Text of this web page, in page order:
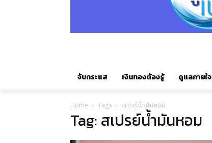
จับกระแส เงินทองต้องรู้ ดูแลกายใจ
Home Tags สเปรย์น้ำมันหอม
Tag: สเปรย์น้ำมันหอม